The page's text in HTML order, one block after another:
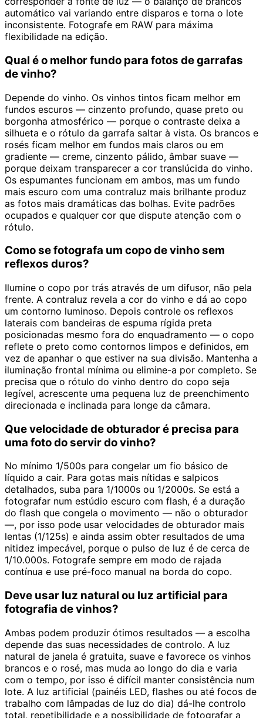
automático vai variando entre disparos e torna o lote
inconsistente. Fotografe em RAW para máxima
flexibilidade na edição.
Qual é o melhor fundo para fotos de garrafas
de vinho?
Depende do vinho. Os vinhos tintos ficam melhor em
fundos escuros — cinzento profundo, quase preto ou
borgonha atmosférico — porque o contraste deixa a
silhueta e o rótulo da garrafa saltar à vista. Os brancos e
rosés ficam melhor em fundos mais claros ou em
gradiente — creme, cinzento pálido, âmbar suave —
porque deixam transparecer a cor translúcida do vinho.
Os espumantes funcionam em ambos, mas um fundo
mais escuro com uma contraluz mais brilhante produz
as fotos mais dramáticas das bolhas. Evite padrões
ocupados e qualquer cor que dispute atenção com o
rótulo.
Como se fotografa um copo de vinho sem
reflexos duros?
Ilumine o copo por trás através de um difusor, não pela
frente. A contraluz revela a cor do vinho e dá ao copo
um contorno luminoso. Depois controle os reflexos
laterais com bandeiras de espuma rígida preta
posicionadas mesmo fora do enquadramento — o copo
reflete o preto como contornos limpos e definidos, em
vez de apanhar o que estiver na sua divisão. Mantenha a
iluminação frontal mínima ou elimine-a por completo. Se
precisa que o rótulo do vinho dentro do copo seja
legível, acrescente uma pequena luz de preenchimento
direcionada e inclinada para longe da câmara.
Que velocidade de obturador é precisa para
uma foto do servir do vinho?
No mínimo 1/500s para congelar um fio básico de
líquido a cair. Para gotas mais nítidas e salpicos
detalhados, suba para 1/1000s ou 1/2000s. Se está a
fotografar num estúdio escuro com flash, é a duração
do flash que congela o movimento — não o obturador
—, por isso pode usar velocidades de obturador mais
lentas (1/125s) e ainda assim obter resultados de uma
nitidez impecável, porque o pulso de luz é de cerca de
1/10.000s. Fotografe sempre em modo de rajada
contínua e use pré-foco manual na borda do copo.
Deve usar luz natural ou luz artificial para
fotografia de vinhos?
Ambas podem produzir ótimos resultados — a escolha
depende das suas necessidades de controlo. A luz
natural de janela é gratuita, suave e favorece os vinhos
brancos e o rosé, mas muda ao longo do dia e varia
com o tempo, por isso é difícil manter consistência num
lote. A luz artificial (painéis LED, flashes ou até focos de
trabalho com lâmpadas de luz do dia) dá-lhe controlo
total, repetibilidade e a possibilidade de fotografar a